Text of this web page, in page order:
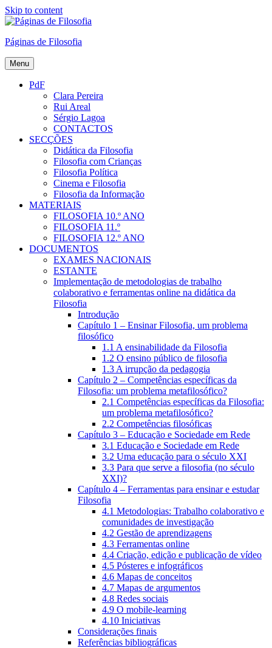
Skip to content
Páginas de Filosofia
Menu
PdF
Clara Pereira
Rui Areal
Sérgio Lagoa
CONTACTOS
SECÇÕES
Didática da Filosofia
Filosofia com Crianças
Filosofia Política
Cinema e Filosofia
Filosofia da Informação
MATERIAIS
FILOSOFIA 10.º ANO
FILOSOFIA 11.º
FILOSOFIA 12.º ANO
DOCUMENTOS
EXAMES NACIONAIS
ESTANTE
Implementação de metodologias de trabalho
colaborativo e ferramentas online na didática da
Filosofia
Introdução
Capítulo 1 – Ensinar Filosofia, um problema
filosófico
1.1 A ensinabilidade da Filosofia
1.2 O ensino público de filosofia
1.3 A irrupção da pedagogia
Capítulo 2 – Competências específicas da
Filosofia: um problema metafilosófico?
2.1 Competências específicas da Filosofia:
um problema metafilosófico?
2.2 Competências filosóficas
Capítulo 3 – Educação e Sociedade em Rede
3.1 Educação e Sociedade em Rede
3.2 Uma educação para o século XXI
3.3 Para que serve a filosofia (no século
XXI)?
Capítulo 4 – Ferramentas para ensinar e estudar
Filosofia
4.1 Metodologias: Trabalho colaborativo e
comunidades de investigação
4.2 Gestão de aprendizagens
4.3 Ferramentas online
4.4 Criação, edição e publicação de vídeo
4.5 Pósteres e infográficos
4.6 Mapas de conceitos
4.7 Mapas de argumentos
4.8 Redes sociais
4.9 O mobile-learning
4.10 Iniciativas
Considerações finais
Referências bibliográficas